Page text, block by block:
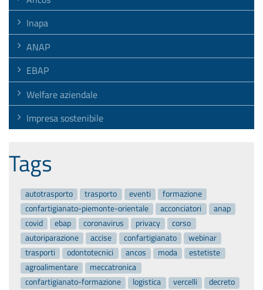
Inapa
ANAP
EBAP
Welfare aziendale
Impresa sostenibile
Tags
autotrasporto trasporto eventi
formazione
confartigianato-piemonte-orientale
acconciatori
anap
covid
ebap coronavirus privacy
corso
autoriparazione
accise confartigianato
webinar
trasporti
odontotecnici ancos moda
estetiste
agroalimentare
meccatronica
confartigianato-formazione
logistica vercelli
decreto